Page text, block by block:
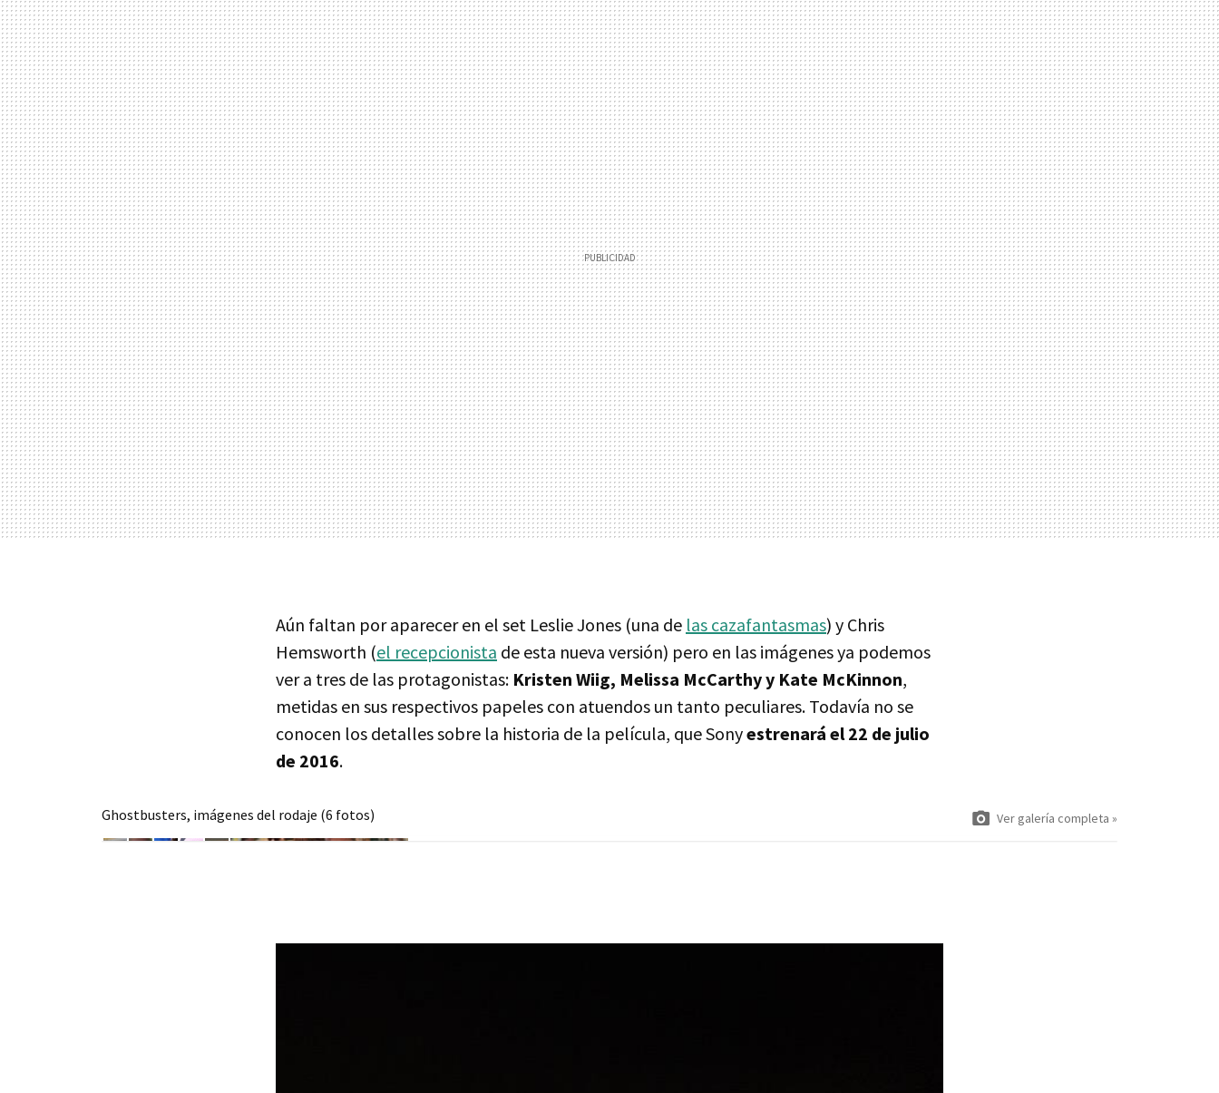
Aún faltan por aparecer en el set Leslie Jones (una de las cazafantasmas) y Chris
Hemsworth (el recepcionista de esta nueva versión) pero en las imágenes ya podemos
ver a tres de las protagonistas: Kristen Wiig, Melissa McCarthy y Kate McKinnon,
metidas en sus respectivos papeles con atuendos un tanto peculiares. Todavía no se
conocen los detalles sobre la historia de la película, que Sonyestrenará el 22 de julio
de 2016.
Ver galería completa »
Ghostbusters, imágenes del rodaje (6 fotos)